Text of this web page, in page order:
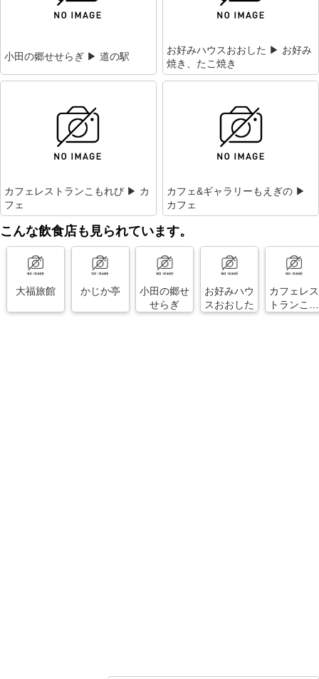
小田の郷せせらぎ ▶ 道の駅
お好みハウスおおした ▶ お好み
焼き、たこ焼き
カフェレストランこもれび ▶ カ
フェ
カフェ&ギャラリーもえぎの ▶
カフェ
こんな飲食店も見られています。
大福旅館 かじか亭
小田の郷せ
せらぎ
お好みハウ
スおおした
カフェレス
トランこも